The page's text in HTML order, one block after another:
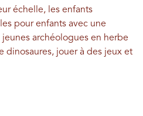
échelle, les enfants
pour enfants avec une
archéologues en herbe
dinosaures, jouer à des jeux et